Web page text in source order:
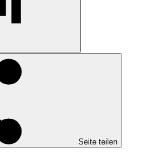
Seite teilen